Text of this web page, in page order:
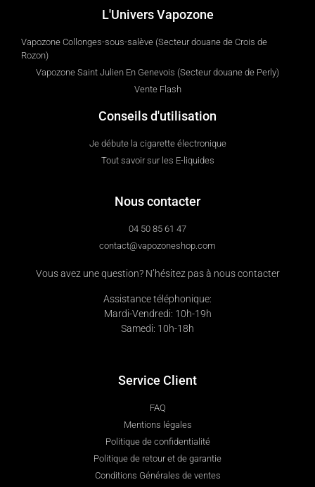
L'Univers Vapozone
Vapozone Collonges-sous-salève (Secteur douane de Crois de
Rozon)
Vapozone Saint Julien En Genevois (Secteur douane de Perly)
Vente Flash
Conseils d'utilisation
Je débute la cigarette électronique
Tout savoir sur les E-liquides
Nous contacter
04 50 85 61 47
contact@vapozoneshop.com
Vous avez une question? N’hésitez pas à nous contacter
Assistance téléphonique:
Mardi-Vendredi: 10h-19h
Samedi: 10h-18h
Service Client
FAQ
Mentions légales
Politique de confidentialité
Politique de retour et de garantie
Conditions Générales de ventes